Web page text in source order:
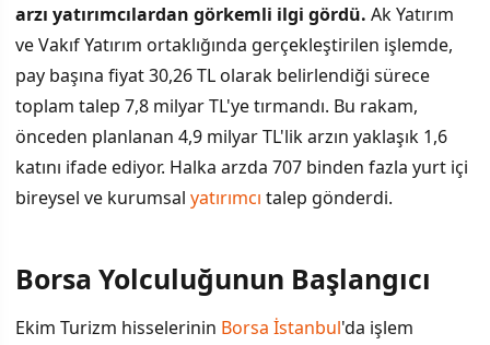
arzı yatırımcılardan görkemli ilgi gördü. Ak Yatırım
ve Vakıf Yatırım ortaklığında gerçekleştirilen işlemde,
pay başına fiyat 30,26 TL olarak belirlendiği sürece
toplam talep 7,8 milyar TL'ye tırmandı. Bu rakam,
önceden planlanan 4,9 milyar TL'lik arzın yaklaşık 1,6
katını ifade ediyor. Halka arzda 707 binden fazla yurt içi
bireysel ve kurumsal yatırımcı talep gönderdi.
İÇINDEKILER
Borsa Yolculuğunun Başlangıcı
Ekim Turizm hisselerinin Borsa İstanbul'da işlem